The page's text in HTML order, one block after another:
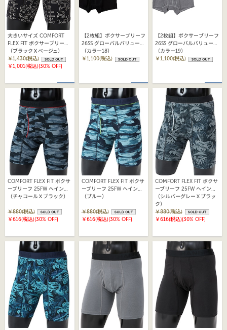
大きいサイズ COMFORT
FLEX FIT ボクサーブリーフ
25FW ヘインズ
(HM6EW111K)
（ブラックＸベージュ）
￥1,430(税込)
￥1,001(税込)[30% OFF]
【2枚組】ボクサーブリーフ
26SS グローバルバリューラ
イン ヘインズ(HM6EG702)
（カラー18）
￥1,100(税込)
【2枚組】ボクサーブリーフ
26SS グローバルバリューラ
イン ヘインズ(HM6EG702)
（カラー19）
￥1,100(税込)
COMFORT FLEX FIT ボクサ
ーブリーフ 25FW ヘインズ
(HM6EZ101)
（チャコールＸブラック）
￥880(税込)
￥616(税込)[30% OFF]
COMFORT FLEX FIT ボクサ
ーブリーフ 25FW ヘインズ
(HM6EZ101)
（ブルー）
￥880(税込)
￥616(税込)[30% OFF]
COMFORT FLEX FIT ボクサ
ーブリーフ 25FW ヘインズ
(HM6EZ102)
（シルバーグレーＸブラッ
ク）
￥880(税込)
￥616(税込)[30% OFF]